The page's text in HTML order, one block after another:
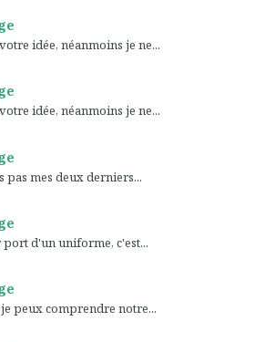
idée, néanmoins je ne...
idée, néanmoins je ne...
mes deux derniers...
d'un uniforme, c'est...
peux comprendre notre...